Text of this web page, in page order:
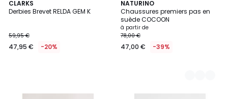
CLARKS
Derbies Brevet RELDA GEM K
59,95 €
47,95 € -20%
NATURINO
Chaussures premiers pas en
suède COCOON
à partir de
78,00 €
47,00 € -39%
2
Couleurs